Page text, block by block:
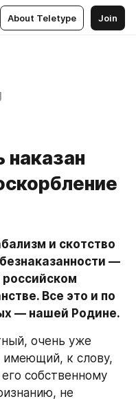
About Teletype Join
и скотство
—
российском
Все это и по
— нашей Родине.
очень уже
имеющий, к слову,
собственному
не